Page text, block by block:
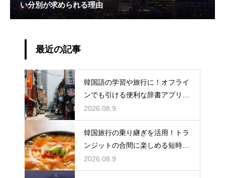
い分別が求められる理由
最近の記事
韓国語の学習や旅行に！オフライ
ンでも引ける便利な辞書アプリの
活用法
2026.08.9
韓国旅行の乗り継ぎを活用！トラ
ンジットの合間に楽しめる短時間
の観光
2026.08.9